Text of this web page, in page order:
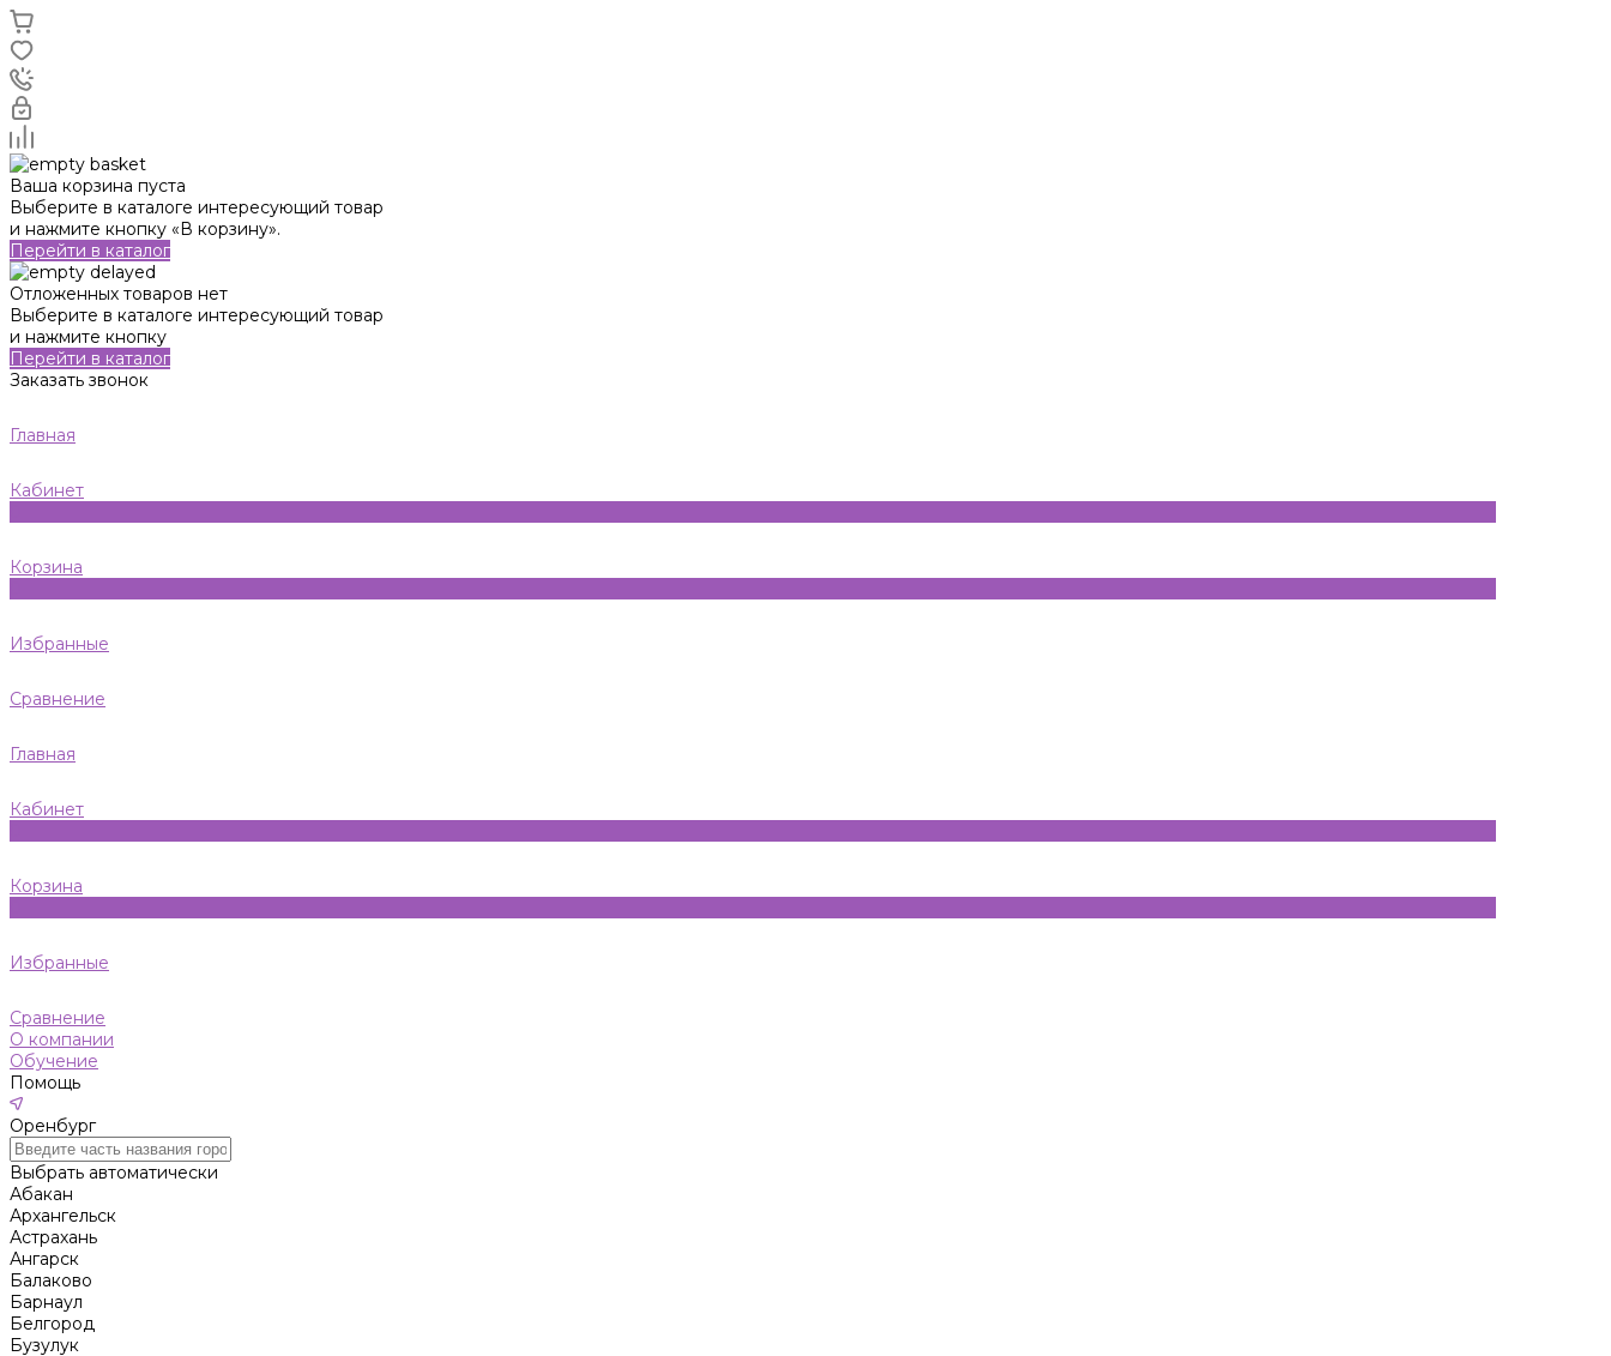
Ваша корзина пуста
Выберите в каталоге интересующий товар
и нажмите кнопку «В корзину».
Перейти в каталог
Отложенных товаров нет
Выберите в каталоге интересующий товар
и нажмите кнопку
Перейти в каталог
Заказать звонок
Главная
Кабинет
Корзина
Избранные
Сравнение
Главная
Кабинет
Корзина
Избранные
Сравнение
О компании
Обучение
Помощь
Оренбург
Выбрать автоматически
Абакан
Архангельск
Астрахань
Ангарск
Балаково
Барнаул
Белгород
Бузулук